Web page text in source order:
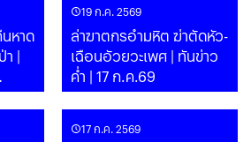
หาด
|
19 ก.ค. 2569
ล่าฆาตกรอำมหิต ฆ่าตัดหัว-
เฉือนอัวยวะเพศ | ทันข่าว
ค่ำ | 17 ก.ค.69
17 ก.ค. 2569